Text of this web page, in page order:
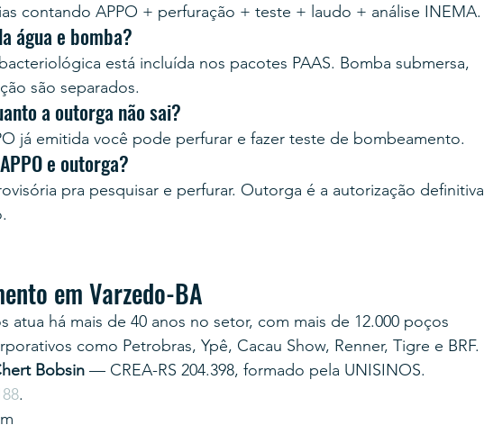
contando APPO + perfuração + teste + laudo + análise INEMA.
água e bomba?
está incluída nos pacotes PAAS. Bomba submersa,
são separados.
a outorga não sai?
já emitida você pode perfurar e fazer teste de bombeamento.
e outorga?
pra pesquisar e perfurar. Outorga é a autorização definitiva
em Varzedo-BA
atua há mais de 40 anos no setor, com mais de 12.000 poços
como Petrobras, Ypê, Cacau Show, Renner, Tigre e BRF.
Bobsin — CREA-RS 204.398, formado pela UNISINOS.
.